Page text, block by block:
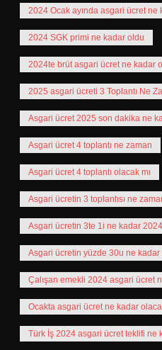
2024 Ocak ayında asgari ücret ne
2024 SGK primi ne kadar oldu
2024te brüt asgari ücret ne kadar
2025 asgari ücreti 3 Toplantı Ne
Asgari ücret 2025 son dakika ne
Asgari ücret 4 toplantı ne zaman
Asgari ücret 4 toplantı olacak mı
Asgari ücretin 3 toplantısı ne
Asgari ücretin 3te 1i ne kadar 2024
Asgari ücretin yüzde 30u ne kadar
Çalışan emekli 2024 asgari ücret
Ocakta asgari ücret ne kadar
Türk İş 2024 asgari ücret teklifi ne